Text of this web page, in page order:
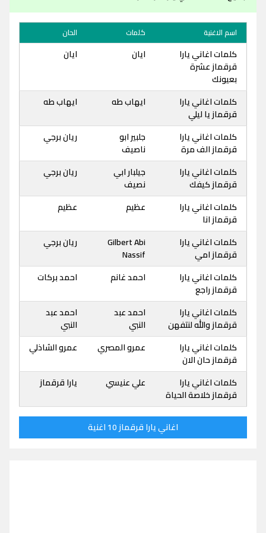
اسم الاغنية كلمات الحان
كلمات اغاني يارا
قرقماز عشرة
بعيونك
ايان ايان
كلمات اغاني يارا
قرقماز يا ليلي
ايهاب طه ايهاب طه
كلمات اغاني يارا
قرقماز الف مرة
جلبير ابو
ناصيف
ريان برجي
كلمات اغاني يارا
قرقماز كيفك
جيلبار ابي
نصيف
ريان برجي
كلمات اغاني يارا
قرقماز انا
عظيم عظيم
كلمات اغاني يارا
قرقماز امي
Gilbert Abi
Nassif
ريان برجي
كلمات اغاني يارا
قرقماز راجع
احمد غانم احمد بركات
كلمات اغاني يارا
قرقماز والله لنتفهن
احمد عبد
النبي
احمد عبد
النبي
كلمات اغاني يارا
قرقماز حان الان
عمرو المصري عمرو الشاذلي
كلمات اغاني يارا
قرقماز خلاصة الحياة
علي عنيسي يارا قرقماز
اغاني يارا قرقماز 10 اغنية